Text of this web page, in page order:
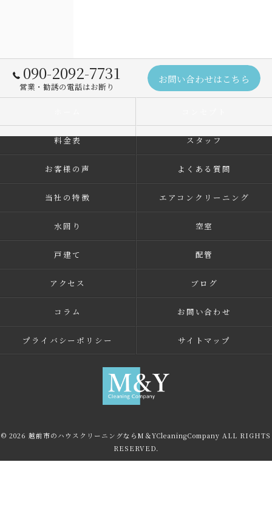
090-2092-7731
営業・勧誘の電話はお断り
お問い合わせはこちら
料金表 スタッフ
お客様の声 よくある質問
当社の特徴 エアコンクリーニング
水回り 空室
戸建て 配管
アクセス ブログ
コラム お問い合わせ
プライバシーポリシー サイトマップ
© 2026 越前市のハウスクリーニングならM＆YCleaningCompany ALL RIGHTS
RESERVED.